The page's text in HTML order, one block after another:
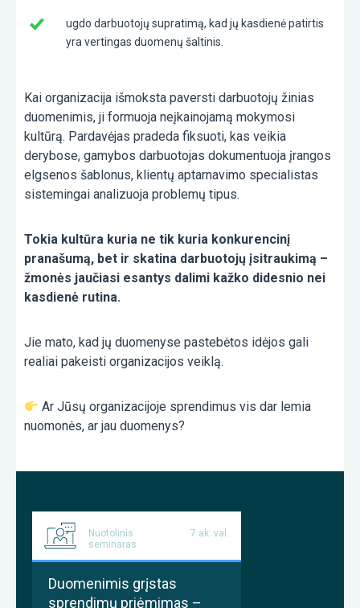
ugdo darbuotojų supratimą, kad jų kasdienė patirtis
yra vertingas duomenų šaltinis.
Kai organizacija išmoksta paversti darbuotojų žinias
duomenimis, ji formuoja neįkainojamą mokymosi
kultūrą. Pardavėjas pradeda fiksuoti, kas veikia
derybose, gamybos darbuotojas dokumentuoja įrangos
elgsenos šablonus, klientų aptarnavimo specialistas
sistemingai analizuoja problemų tipus.
Tokia kultūra kuria ne tik kuria konkurencinį
pranašumą, bet ir skatina darbuotojų įsitraukimą –
žmonės jaučiasi esantys dalimi kažko didesnio nei
kasdienė rutina.
Jie mato, kad jų duomenyse pastebėtos idėjos gali
realiai pakeisti organizacijos veiklą.
Ar Jūsų organizacijoje sprendimus vis dar lemia
nuomonės, ar jau duomenys?
Nuotolinis
seminaras
7 ak. val.
Duomenimis grįstas
sprendimų priėmimas –